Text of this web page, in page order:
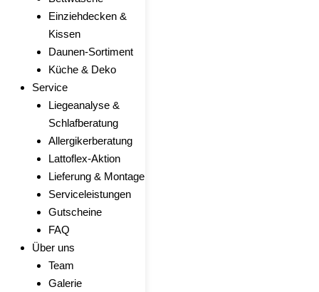
Einziehdecken &
Kissen
Daunen-Sortiment
Küche & Deko
Service
Liegeanalyse &
Schlafberatung
Allergikerberatung
Lattoflex-Aktion
Lieferung & Montage
Serviceleistungen
Gutscheine
FAQ
Über uns
Team
Galerie